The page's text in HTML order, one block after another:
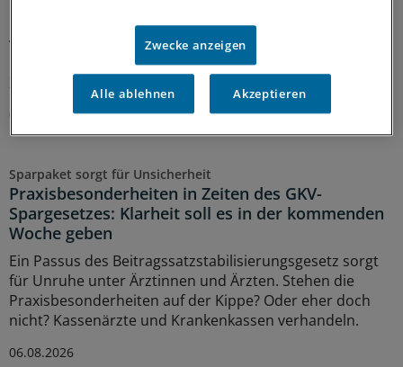
In nur zwölf Stunden waren die 6.000 Fahrdienste
vergeben: Der neu strukturierte ärztliche
Bereitschaftsdienst in Nordrhein wird gut angenommen.
Zuständig sind spezielle Kooperationsmediziner.
07.08.2026
Sparpaket sorgt für Unsicherheit
Praxisbesonderheiten in Zeiten des GKV-
Spargesetzes: Klarheit soll es in der kommenden
Woche geben
Ein Passus des Beitragssatzstabilisierungsgesetz sorgt
für Unruhe unter Ärztinnen und Ärzten. Stehen die
Praxisbesonderheiten auf der Kippe? Oder eher doch
nicht? Kassenärzte und Krankenkassen verhandeln.
06.08.2026
Zwecke anzeigen
Alle ablehnen Akzeptieren